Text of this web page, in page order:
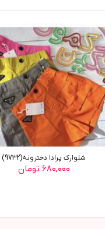
شلوارک پرادا دخترونه(9732)
۶۸۰,۰۰۰ تومان